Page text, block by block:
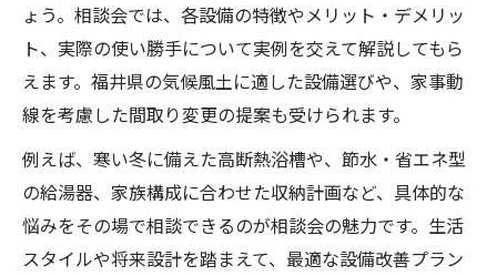
ょう。相談会では、各設備の特徴やメリット・デメリッ
ト、実際の使い勝手について実例を交えて解説してもら
えます。福井県の気候風土に適した設備選びや、家事動
線を考慮した間取り変更の提案も受けられます。
例えば、寒い冬に備えた高断熱浴槽や、節水・省エネ型
の給湯器、家族構成に合わせた収納計画など、具体的な
悩みをその場で相談できるのが相談会の魅力です。生活
スタイルや将来設計を踏まえて、最適な設備改善プラン